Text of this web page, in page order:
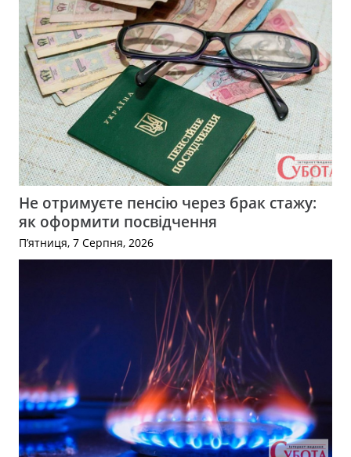
Не отримуєте пенсію через брак стажу:
як оформити посвідчення
П’ятниця, 7 Серпня, 2026